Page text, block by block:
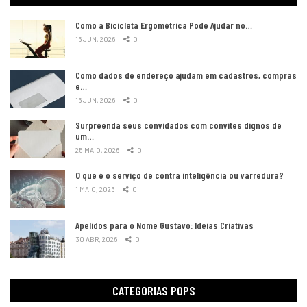
Como a Bicicleta Ergométrica Pode Ajudar no…
16 JUN, 2026 0
Como dados de endereço ajudam em cadastros, compras
e…
16 JUN, 2026 0
Surpreenda seus convidados com convites dignos de
um…
25 MAIO, 2026 0
O que é o serviço de contra inteligência ou varredura?
1 MAIO, 2026 0
Apelidos para o Nome Gustavo: Ideias Criativas
30 ABR, 2026 0
CATEGORIAS POPS